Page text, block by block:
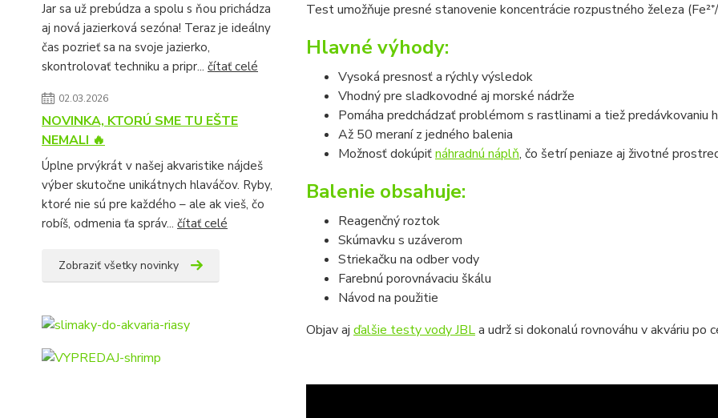
Jar sa už prebúdza a spolu s ňou prichádza
aj nová jazierková sezóna! Teraz je ideálny
čas pozrieť sa na svoje jazierko,
skontrolovať techniku a pripr... čítať celé
02.03.2026
NOVINKA, KTORÚ SME TU EŠTE
NEMALI 🔥
Úplne prvýkrát v našej akvaristike nájdeš
výber skutočne unikátnych hlaváčov. Ryby,
ktoré nie sú pre každého – ale ak vieš, čo
robíš, odmenia ťa správ... čítať celé
Zobraziť všetky novinky
Test umožňuje presné stanovenie koncentrácie rozpustného železa
Hlavné výhody:
Vysoká presnosť a rýchly výsledok
Vhodný pre sladkovodné aj morské nádrže
Pomáha predchádzať problémom s rastlinami a tiež predávkovaniu
Až 50 meraní z jedného balenia
Možnosť dokúpiťnáhradnú náplň, čo šetrí peniaze aj životné
Balenie obsahuje:
Reagenčný roztok
Skúmavku s uzáverom
Striekačku na odber vody
Farebnú porovnávaciu škálu
Návod na použitie
Objav aj ďalšie testy vody JBLa udrž si dokonalú rovnováhu v akváriu po